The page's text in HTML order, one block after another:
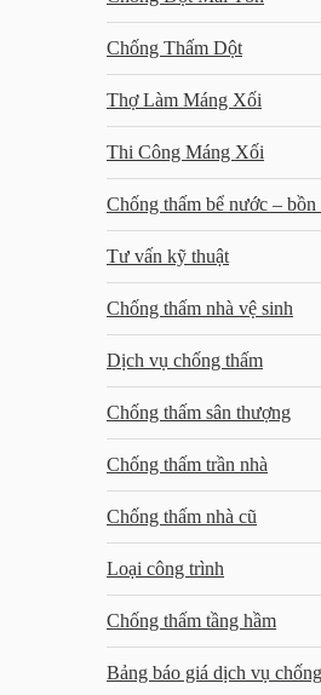
Chống Thấm Dột
Thợ Làm Máng Xối
Thi Công Máng Xối
Chống thấm bể nước – bồn
Tư vấn kỹ thuật
Chống thấm nhà vệ sinh
Dịch vụ chống thấm
Chống thấm sân thượng
Chống thấm trần nhà
Chống thấm nhà cũ
Loại công trình
Chống thấm tầng hầm
Bảng báo giá dịch vụ